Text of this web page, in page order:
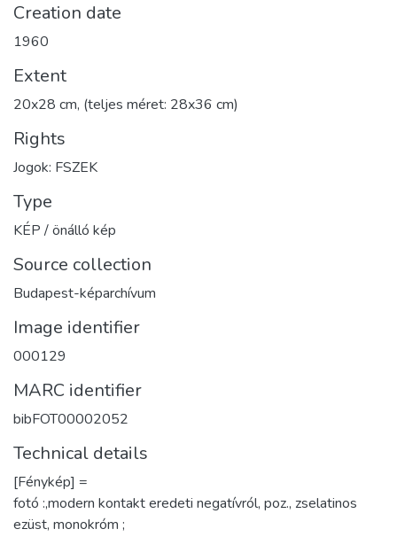
Creation date
1960
Extent
20x28 cm, (teljes méret: 28x36 cm)
Rights
Jogok: FSZEK
Type
KÉP / önálló kép
Source collection
Budapest-képarchívum
Image identifier
000129
MARC identifier
bibFOT00002052
Technical details
[Fénykép] =
fotó :,modern kontakt eredeti negatívról, poz., zselatinos
ezüst, monokróm ;